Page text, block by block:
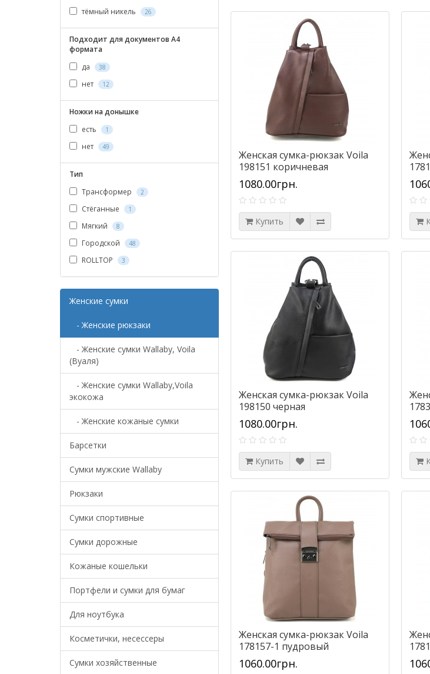
тёмный никель 26
Подходит для документов А4
формата
да
38
нет 12
Ножки на донышке
есть
1
нет 49
Тип
Трансформер
2
Стёганные 1
Мягкий 8
Городской 48
ROLLTOP 3
Женские сумки
- Женские рюкзаки
- Женские сумки Wallaby, Voila
(Вуаля)
- Женские сумки Wallaby,Voila
экокожа
- Женские кожаные сумки
Барсетки
Cумки мужские Wallaby
Рюкзаки
Сумки спортивные
Сумки дорожные
Кожаные кошельки
Портфели и сумки для бумаг
Для ноутбука
Косметички, несессеры
Сумки хозяйственные
Женская сумка-рюкзак Voila
198151 коричневая
1080.00грн.
Купить
Женская сумка-рюкзак Voila
198150 черная
1080.00грн.
Купить
Женская сумка-рюкзак Voila
178157-1 пудровый
1060.00грн.